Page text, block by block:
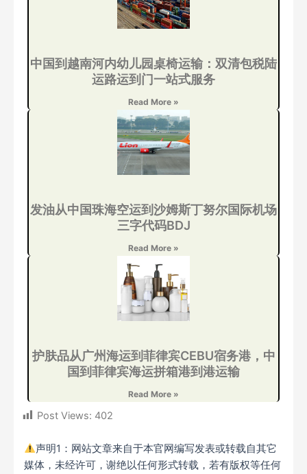
中国到越南河内幼儿园桌椅运输：双清包税陆
运路运到门一站式服务
Read More »
发油从中国珠海空运到沙姆斯丁努尔国际机场
三字代码BDJ
Read More »
护肤品从广州海运到菲律宾CEBU宿务港，中
国到菲律宾海运拼箱港到港运输
Read More »
Post Views: 402
声明1：网站文章来自于本官网编写发表或转载自其它
媒体，未经许可，谢绝以任何形式转载，若有版权等任何